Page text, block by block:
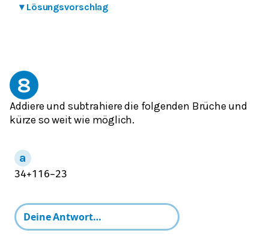
▾ Lösungsvorschlag
8
Addiere und subtrahiere die folgenden Brüche und
kürze so weit wie möglich.
34+11 6−23